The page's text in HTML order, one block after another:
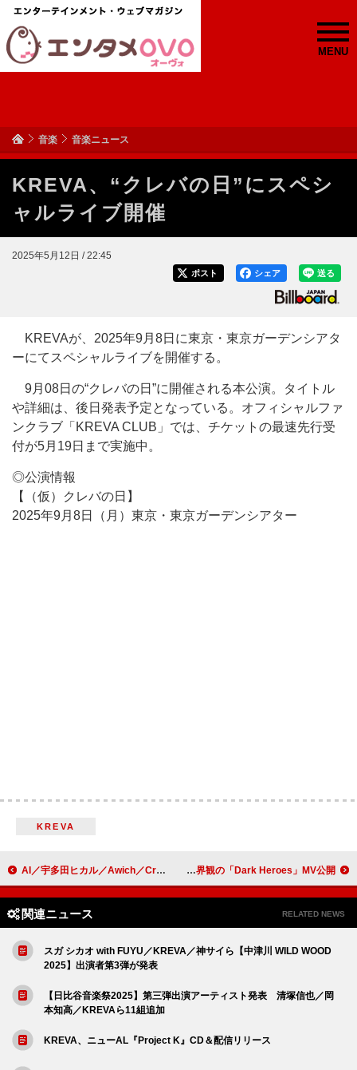
MENU
音楽 音楽ニュース
KREVA、“クレバの日”にスペシ
ャルライブ開催
2025年5月12日 / 22:45
送る
シェア
ポスト
KREVAが、2025年9月8日に東京・東京ガーデンシアタ
ーにてスペシャルライブを開催する。
9月08日の“クレバの日”に開催される本公演。タイトル
や詳細は、後日発表予定となっている。オフィシャルファ
ンクラブ「KREVA CLUB」では、チケットの最速先行受
付が5月19日まで実施中。
◎公演情報
【（仮）クレバの日】
2025年9月8日（月）東京・東京ガーデンシアター
KREVA
AI／宇多田ヒカル／Awich／Creepy Nuts／ちゃんみな／藤井 風／ミセス／YOASOBIが【MUSIC AWARDS JAPAN】でパフォーマンス決定 SUPER★DRAGON、洗練された世界観の「Dark Heroes」MV公開
関連ニュース RELATED NEWS
スガ シカオ with FUYU／KREVA／神サイら【中津川 WILD WOOD
2025】出演者第3弾が発表
【日比谷音楽祭2025】第三弾出演アーティスト発表 清塚信也／岡
本知高／KREVAら11組追加
KREVA、ニューAL『Project K』CD＆配信リリース